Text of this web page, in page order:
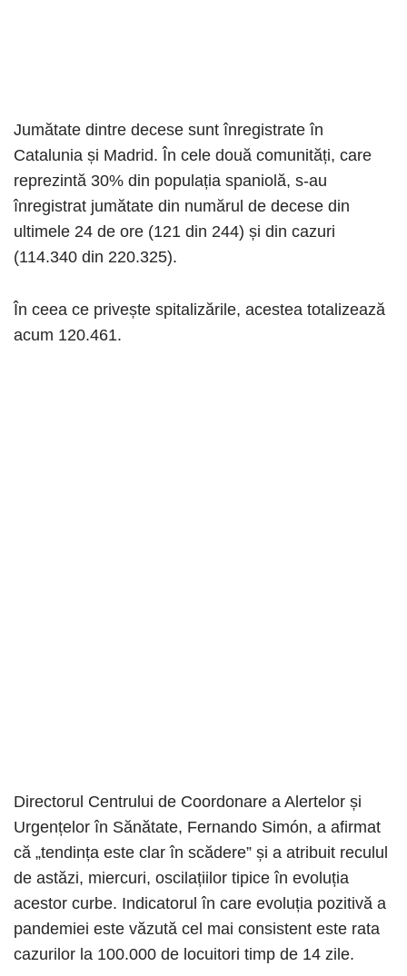
Jumătate dintre decese sunt înregistrate în
Catalunia și Madrid. În cele două comunități, care
reprezintă 30% din populația spaniolă, s-au
înregistrat jumătate din numărul de decese din
ultimele 24 de ore (121 din 244) și din cazuri
(114.340 din 220.325).
În ceea ce privește spitalizările, acestea totalizează
acum 120.461.
Directorul Centrului de Coordonare a Alertelor și
Urgențelor în Sănătate, Fernando Simón, a afirmat
că „tendința este clar în scădere” și a atribuit reculul
de astăzi, miercuri, oscilațiilor tipice în evoluția
acestor curbe. Indicatorul în care evoluția pozitivă a
pandemiei este văzută cel mai consistent este rata
cazurilor la 100.000 de locuitori timp de 14 zile.